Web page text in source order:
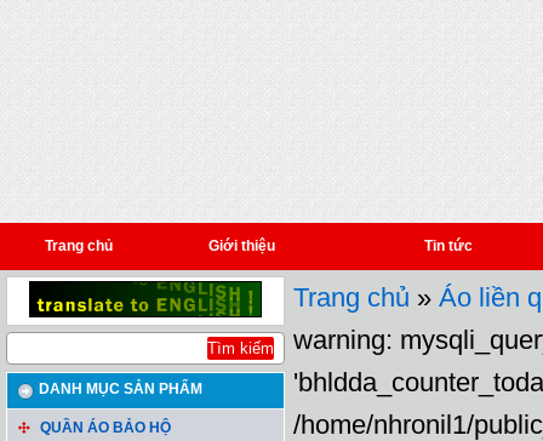
Trang chủ Giới thiệu Tin tức
DANH MỤC SẢN PHẨM
QUẦN ÁO BẢO HỘ
Trang chủ » Áo liền
warning:
/home/nhronil1/